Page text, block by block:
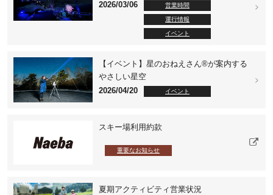
2026/03/06 営業時間
運行情報
イベント
【イベント】星のおねえさん®が案内する
やさしい星空
2026/04/20
イベント
スキー場利用約款
重要なお知らせ
夏期アクティビティ営業状況